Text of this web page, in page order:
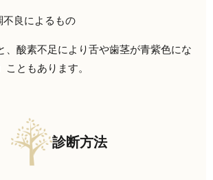
不良によるもの
、酸素不足により舌や歯茎が青紫色にな
ともあります。
診断方法